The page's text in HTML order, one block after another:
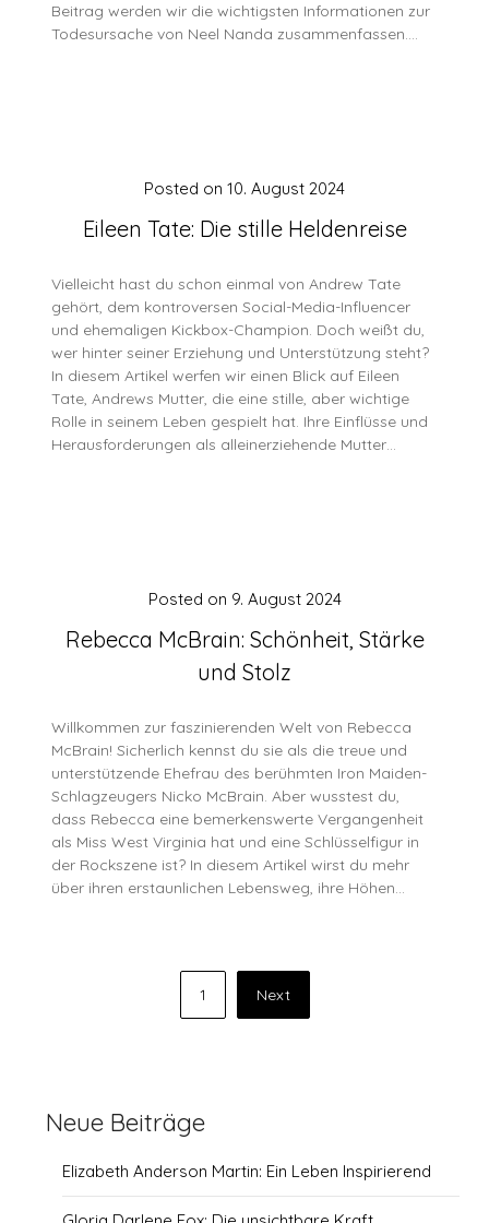
Beitrag werden wir die wichtigsten Informationen zur
Todesursache von Neel Nanda zusammenfassen….
Eileen Tate: Die stille Heldenreise
Posted on 10. August 2024
Vielleicht hast du schon einmal von Andrew Tate
gehört, dem kontroversen Social-Media-Influencer
und ehemaligen Kickbox-Champion. Doch weißt du,
wer hinter seiner Erziehung und Unterstützung steht?
In diesem Artikel werfen wir einen Blick auf Eileen
Tate, Andrews Mutter, die eine stille, aber wichtige
Rolle in seinem Leben gespielt hat. Ihre Einflüsse und
Herausforderungen als alleinerziehende Mutter…
Rebecca McBrain: Schönheit, Stärke
und Stolz
Posted on 9. August 2024
Willkommen zur faszinierenden Welt von Rebecca
McBrain! Sicherlich kennst du sie als die treue und
unterstützende Ehefrau des berühmten Iron Maiden-
Schlagzeugers Nicko McBrain. Aber wusstest du,
dass Rebecca eine bemerkenswerte Vergangenheit
als Miss West Virginia hat und eine Schlüsselfigur in
der Rockszene ist? In diesem Artikel wirst du mehr
über ihren erstaunlichen Lebensweg, ihre Höhen…
Seitennummerierung
1 Next
Neue Beiträge
Elizabeth Anderson Martin: Ein Leben Inspirierend